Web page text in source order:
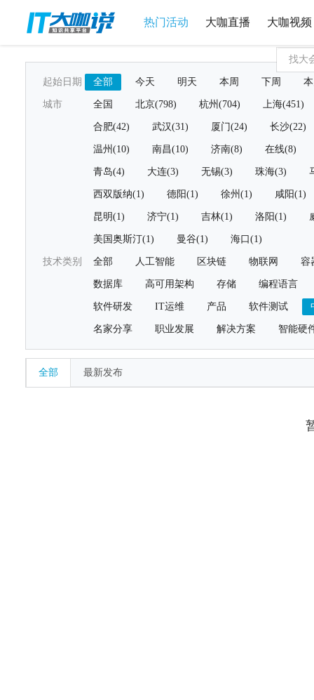
热门活动 大咖直播 大咖视频
起始日期 全部 今天 明天 本周 下周
城市 全国 北京(798) 杭州(704) 上海(451)
合肥(42) 武汉(31) 厦门(24) 长沙(22)
温州(10) 南昌(10) 济南(8) 在线(8)
青岛(4) 大连(3) 无锡(3) 珠海(3)
西双版纳(1) 德阳(1) 徐州(1) 咸阳(1)
昆明(1) 济宁(1) 吉林(1) 洛阳(1)
美国奥斯汀(1) 曼谷(1) 海口(1)
技术类别 全部 人工智能 区块链 物联网 容
数据库 高可用架构 存储 编程语言
软件研发 IT运维 产品 软件测试
名家分享 职业发展 解决方案 智能硬
全部 最新发布